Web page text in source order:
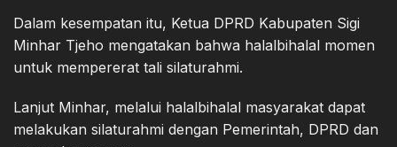
Dalam kesempatan itu, Ketua DPRD Kabupaten Sigi
Minhar Tjeho mengatakan bahwa halalbihalal momen
untuk mempererat tali silaturahmi.
Lanjut Minhar, melalui halalbihalal masyarakat dapat
melakukan silaturahmi dengan Pemerintah, DPRD dan